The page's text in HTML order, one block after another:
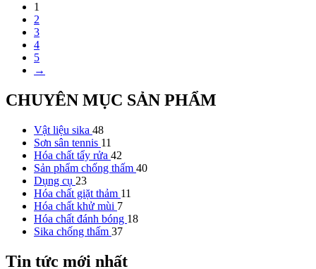
1
2
3
4
5
→
CHUYÊN MỤC SẢN PHẨM
Vật liệu sika 48
Sơn sân tennis 11
Hóa chất tẩy rửa 42
Sản phẩm chống thấm 40
Dụng cụ 23
Hóa chất giặt thảm 11
Hóa chất khử mùi 7
Hóa chất đánh bóng 18
Sika chống thấm 37
Tin tức mới nhất